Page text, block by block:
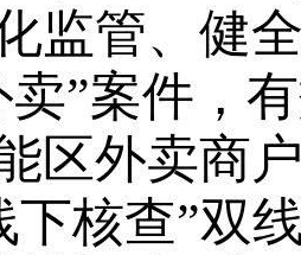
监管、健
卖”案件，
区外卖商
下核查”双